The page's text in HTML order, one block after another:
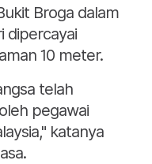
Broga dalam
dipercayai
10 meter.
telah
pegawai
katanya